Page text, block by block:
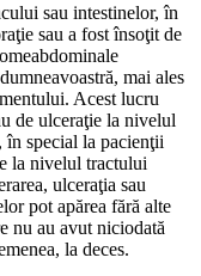
sau intestinelor, în
sau a fost însoţit de
mai ales
Acest lucru
de ulceraţie la nivelul
în special la pacienţii
la nivelul tractului
ulceraţia sau
pot apărea fără alte
nu au avut niciodată
la deces.